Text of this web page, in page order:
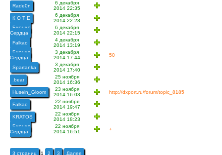
Rade0n
6 декабря
2014 22:35
К О Т Е
6 декабря
2014 22:28
Биение
Сердца
6 декабря
2014 22:15
Falkao
4 декабря
2014 13:19
Биение
Сердца
3 декабря
2014 17:44
50
Spartanka
3 декабря
2014 17:40
.bear
25 ноября
2014 16:36
Husein_Gloom
23 ноября
2014 16:03
http://dxport.ru/forum/topic_8185
Falkao
22 ноября
2014 19:47
KRATOS
22 ноября
2014 18:23
Биение
Сердца
22 ноября
2014 16:51
+
3 страниц 1 2 3 Далее